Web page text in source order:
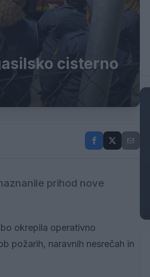
cisterno
prihod nove
okrepila operativno
požarih, naravnih nesrečah in